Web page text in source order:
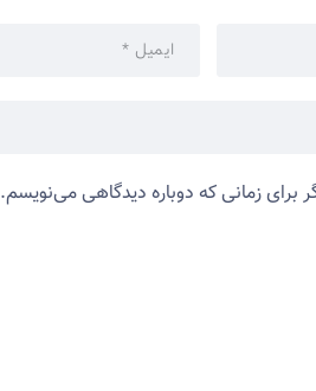
برای زمانی که دوباره دیدگاهی می‌نویسم.